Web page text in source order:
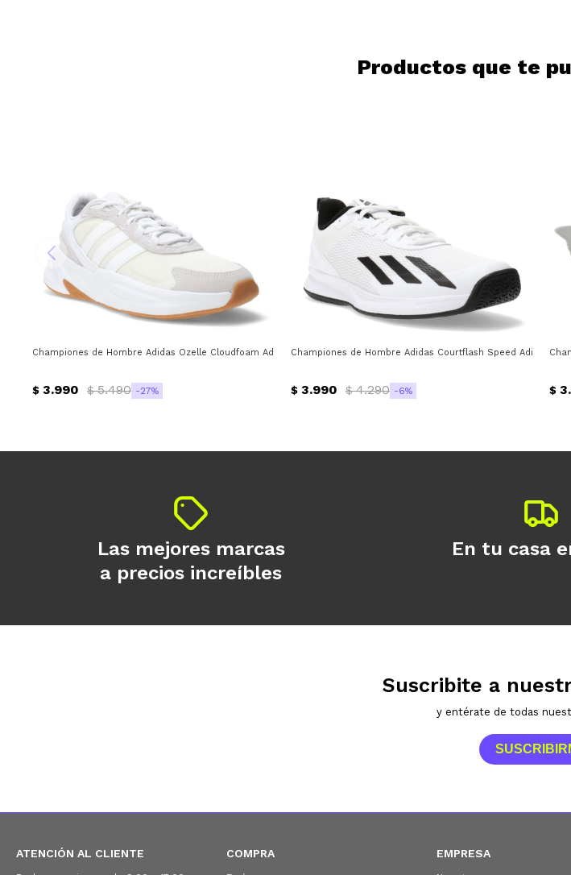
Productos que te
Championes de Hombre Adidas Ozelle Cloudfoam Adidas - Blanco - Gris
$ 3.990 $ 5.490 27
Championes de Hombre Adidas Courtflash Speed Adidas -
$ 3.990 $ 4.290 6 $
ATENCIÓN AL CLIENTE COMPRA EMPRESA
Las mejores marcas
a precios increíbles
En tu casa
Suscribite a
y entérate de todas
Día Mes
disponible puede variar